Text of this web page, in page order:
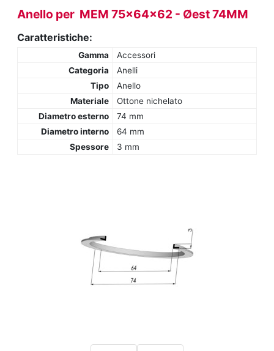
Anello per MEM 75x64x62 - Øest 74MM
Caratteristiche:
Gamma
Accessori
Categoria
Anelli
Tipo
Anello
Materiale
Ottone nichelato
Diametro esterno
74 mm
Diametro interno
64 mm
Spessore
3 mm